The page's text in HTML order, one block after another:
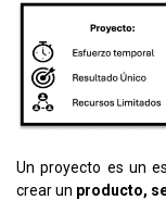
Un proyecto es un
crear un producto,